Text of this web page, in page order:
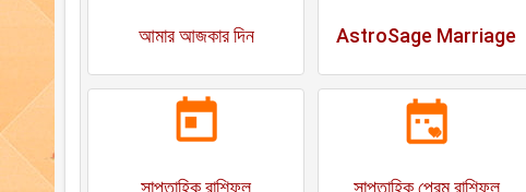
আমার আজকার দিন AstroSage Marriage
সাপ্তাহিক রাশিফল সাপ্তাহিক প্রেম রাশিফল